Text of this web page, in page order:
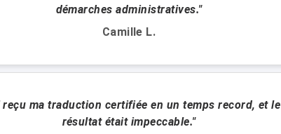
démarches administratives."
Camille L.
reçu ma traduction certifiée en un temps record, et le
résultat était impeccable."